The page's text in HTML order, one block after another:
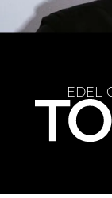
EDEL-